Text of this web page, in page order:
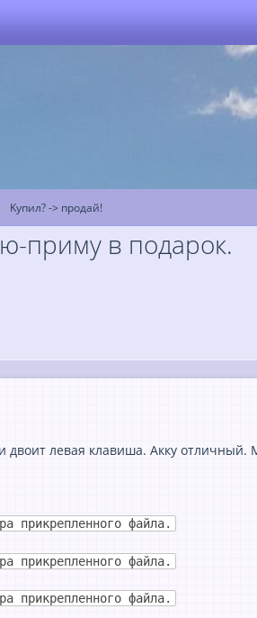
Kупил? -> продай!
приму в подарок.
двоит левая клавиша. Акку
прикрепленного файла.
прикрепленного файла.
прикрепленного файла.